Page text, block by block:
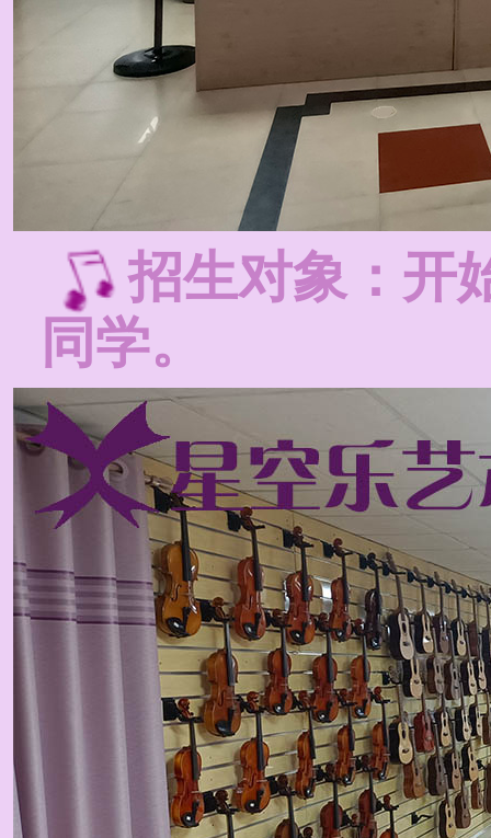
招生对象：开
同学。